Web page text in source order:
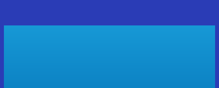
1.000.000 VNĐ.755.000 VNĐ.